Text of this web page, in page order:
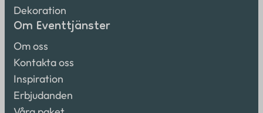
Dekoration
Om Eventtjänster
Om oss
Kontakta oss
Inspiration
Erbjudanden